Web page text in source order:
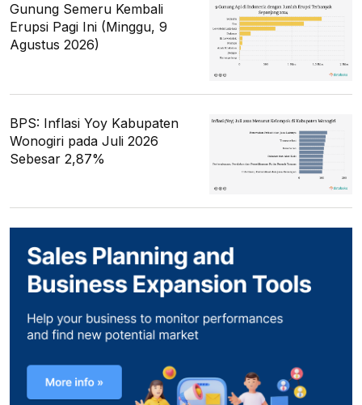
Gunung Semeru Kembali
Erupsi Pagi Ini (Minggu, 9
Agustus 2026)
BPS: Inflasi Yoy Kabupaten
Wonogiri pada Juli 2026
Sebesar 2,87%